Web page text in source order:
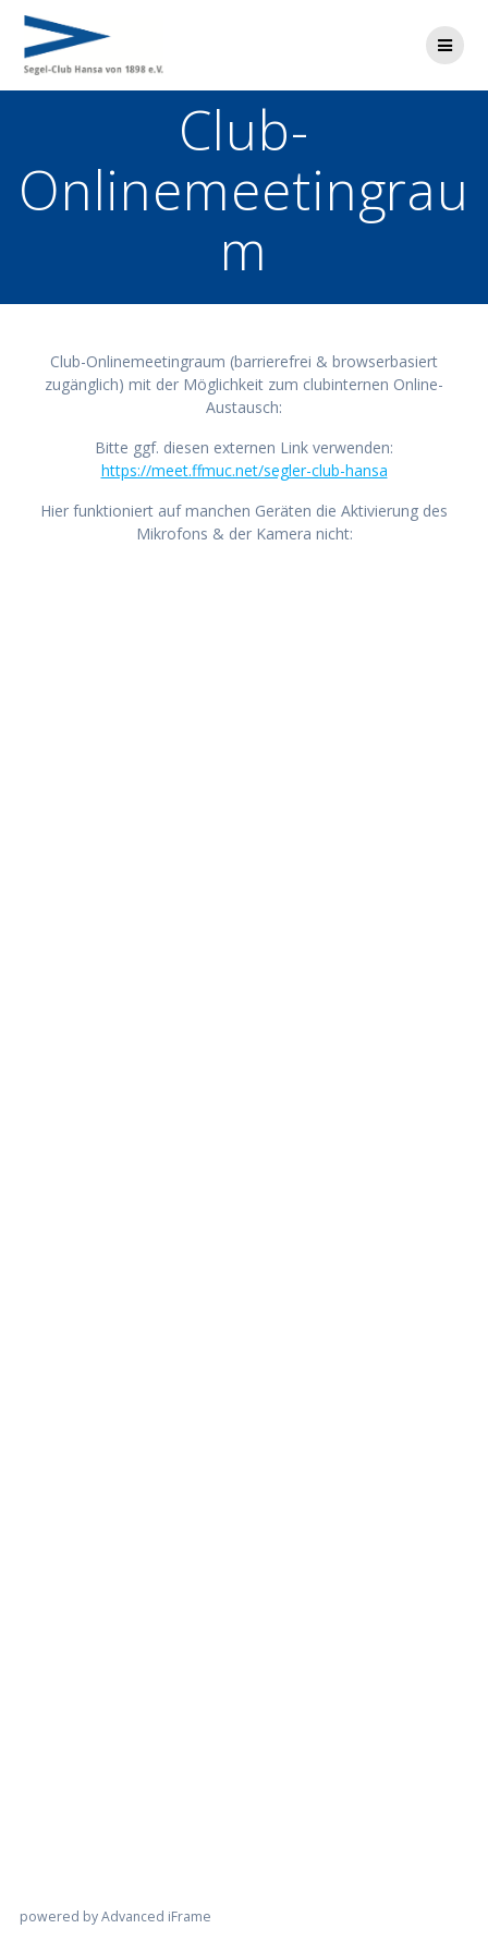
Club-
Onlinemeetingrau
m
Club-Onlinemeetingraum (barrierefrei & browserbasiert
zugänglich) mit der Möglichkeit zum clubinternen Online-
Austausch:
Bitte ggf. diesen externen Link verwenden:
https://meet.ffmuc.net/segler-club-hansa
Hier funktioniert auf manchen Geräten die Aktivierung des
Mikrofons & der Kamera nicht:
powered by Advanced iFrame